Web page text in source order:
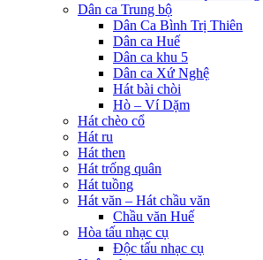
Dân ca Trung bộ
Dân Ca Bình Trị Thiên
Dân ca Huế
Dân ca khu 5
Dân ca Xứ Nghệ
Hát bài chòi
Hò – Ví Dặm
Hát chèo cổ
Hát ru
Hát then
Hát trống quân
Hát tuồng
Hát văn – Hát chầu văn
Chầu văn Huế
Hòa tấu nhạc cụ
Độc tấu nhạc cụ